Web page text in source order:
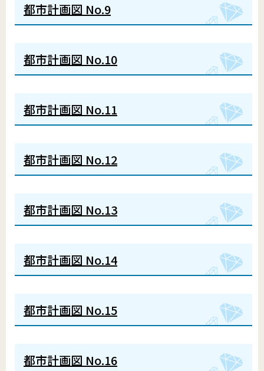
都市計画図 No.9
都市計画図 No.10
都市計画図 No.11
都市計画図 No.12
都市計画図 No.13
都市計画図 No.14
都市計画図 No.15
都市計画図 No.16